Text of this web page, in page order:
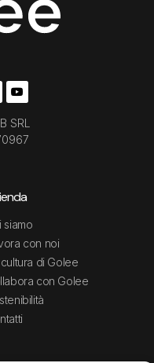
SRL
siamo
con noi
di Golee
con Golee